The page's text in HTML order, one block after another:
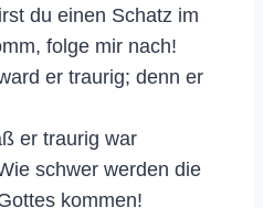
du einen Schatz im
folge mir nach!
er traurig; denn er
er traurig war
schwer werden die
kommen!